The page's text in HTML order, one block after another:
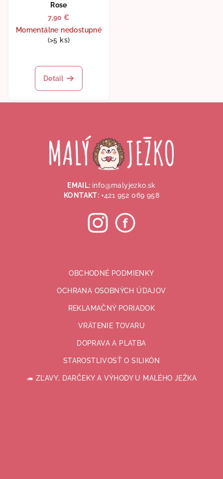
Rose
7,90 €
Momentálne nedostupné
(>5 ks)
Detail
EMAIL: info@malyjezko.sk
KONTAKT: +421 952 069 958
OBCHODNÉ PODMIENKY
OCHRANA OSOBNÝCH ÚDAJOV
REKLAMAČNÝ PORIADOK
VRÁTENIE TOVARU
DOPRAVA A PLATBA
STAROSTLIVOSŤ O SILIKÓN
🦔 ZĽAVY, DARČEKY A VÝHODY U MALÉHO JEŽKA